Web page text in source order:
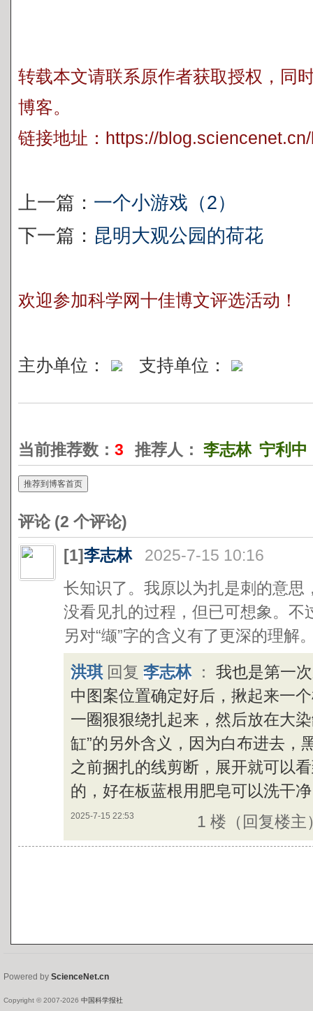
转载本文请联系原作者获取授权，同
博客。
链接地址： https://
上一篇： 一个小游戏（2）
下一篇： 昆明大观公园的荷花
欢迎参加科学网十佳博文评选活动！
主办单位： 支持单位：
当前推荐数： 3 推荐人： 李志林 宁利中
推荐到博客首页
评论 (2 个评论)
[1]李志林
2025-7-15 10:16
长知识了。我原以为扎是刺的意思
没看见扎的过程，但已可想象。
另对“缬”字的含义有了更深的理解
洪琪 回复 李志林 ： 我也是第一
中图案位置确定好后，揪起来一
一圈狠狠绕扎起来，然后放在大
缸”的另外含义，因为白布进去，
之前捆扎的线剪断，展开就可以
的，好在板蓝根用肥皂可以洗干
2025-7-15 22:53 1 楼（回复楼主
Powered by ScienceNet.cn
Copyright © 2007-2026 中国科学报社